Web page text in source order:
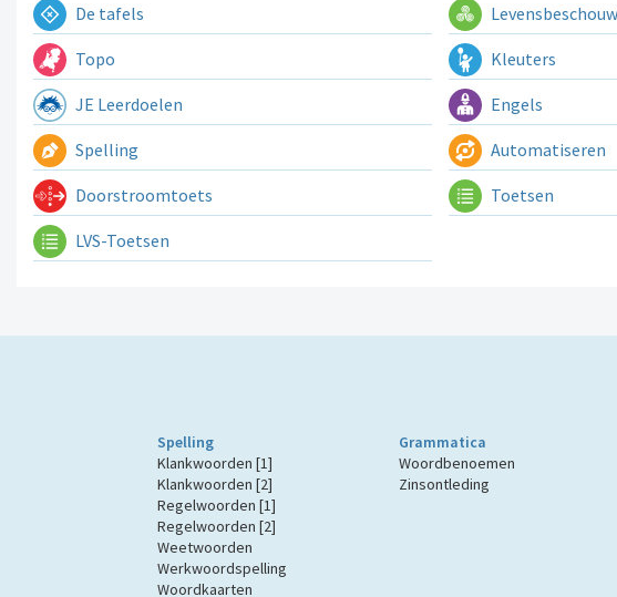
De tafels
Topo Kleuters
JE Leerdoelen Engels
Spelling Automatiseren
Doorstroomtoets Toetsen
LVS-Toetsen
Spelling
Klankwoorden [1]
Klankwoorden [2]
Regelwoorden [1]
Regelwoorden [2]
Weetwoorden
Werkwoordspelling
Woordkaarten
Grammatica
Woordbenoemen
Zinsontleding